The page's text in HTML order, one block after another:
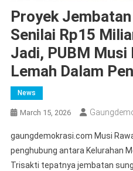
Proyek
Senilai Rp15
Jadi, PUBM Musi
Lemah Dalam
News
March 15, 2026
gaungdemokrasi.com Musi
penghubung antara Kelurahan
Trisakti tepatnya jembatan